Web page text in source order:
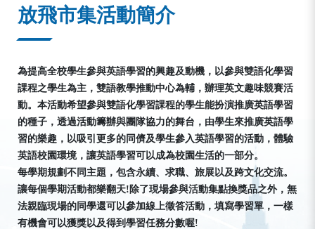
放飛市集活動簡介
為提高全校學生參與英語學習的興趣及動機，以參與雙語化學習
課程之學生為主，雙語教學推動中心為輔，辦理英文趣味競賽活
動。本活動希望參與雙語化學習課程的學生能扮演推廣英語學習
的種子，透過活動籌辦與團隊協力的舞台，由學生來推廣英語學
習的樂趣，以吸引更多的同儕及學生參入英語學習的活動，體驗
英語校園環境，讓英語學習可以成為校園生活的一部分。
每學期規劃不同主題，包含永續、求職、旅展以及跨文化交流。
讓每個學期活動都樂翻天!除了現場參與活動集點換獎品之外，無
法親臨現場的同學還可以參加線上徵答活動，填寫學習單，一樣
有機會可以獲獎以及得到學習任務分數喔!